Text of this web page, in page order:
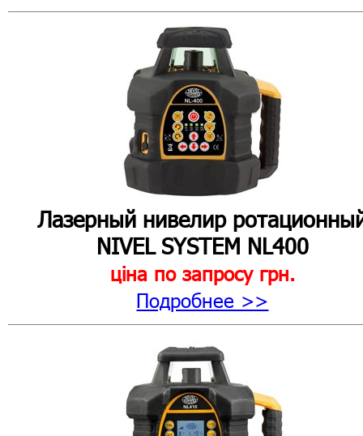
Лазерный нивелир
NIVEL SYSTEM NL400
ціна по запросугрн.
Подробнее >>